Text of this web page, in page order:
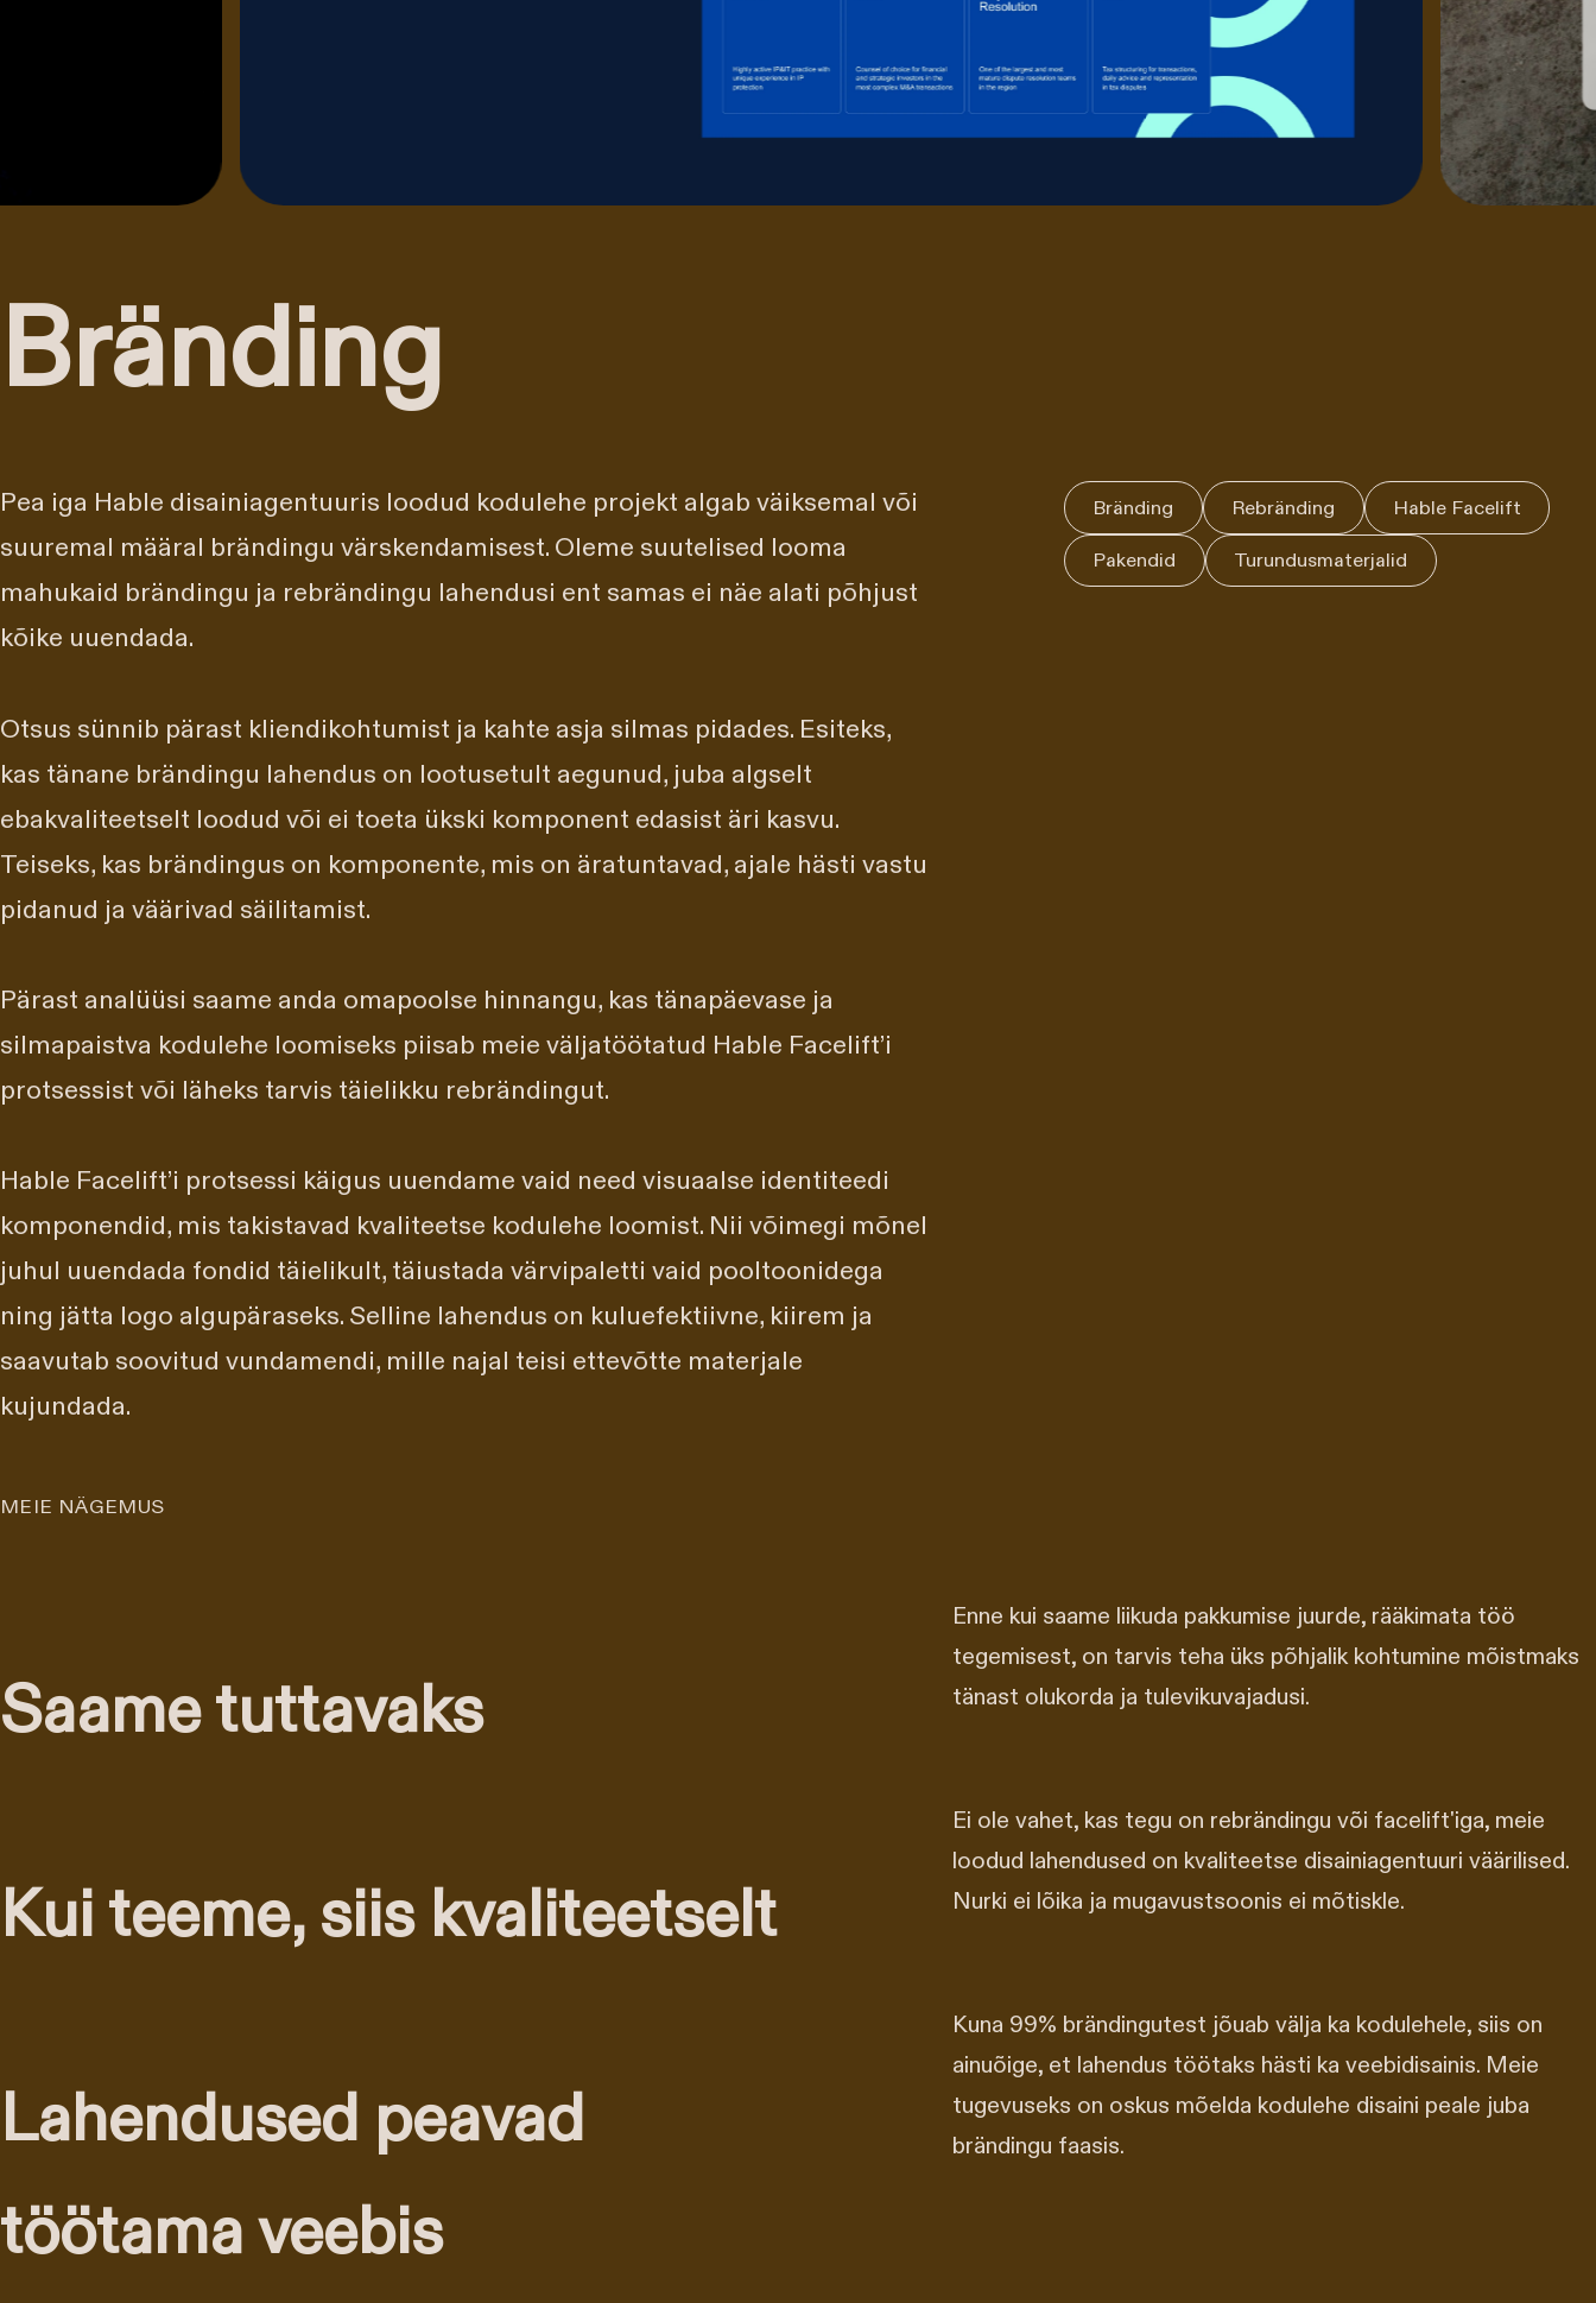
Bränding
Pea iga Hable disainiagentuuris loodud kodulehe projekt algab väiksemal või
suuremal määral brändingu värskendamisest. Oleme suutelised looma
mahukaid brändingu ja rebrändingu lahendusi ent samas ei näe alati põhjust
kõike uuendada.
Otsus sünnib pärast kliendikohtumist ja kahte asja silmas pidades. Esiteks,
kas tänane brändingu lahendus on lootusetult aegunud, juba algselt
ebakvaliteetselt loodud või ei toeta ükski komponent edasist äri kasvu.
Teiseks, kas brändingus on komponente, mis on äratuntavad, ajale hästi vastu
pidanud ja väärivad säilitamist.
Pärast analüüsi saame anda omapoolse hinnangu, kas tänapäevase ja
silmapaistva kodulehe loomiseks piisab meie väljatöötatud Hable Facelift’i
protsessist või läheks tarvis täielikku rebrändingut.
Hable Facelift’i protsessi käigus uuendame vaid need visuaalse identiteedi
komponendid, mis takistavad kvaliteetse kodulehe loomist. Nii võimegi mõnel
juhul uuendada fondid täielikult, täiustada värvipaletti vaid pooltoonidega
ning jätta logo algupäraseks. Selline lahendus on kuluefektiivne, kiirem ja
saavutab soovitud vundamendi, mille najal teisi ettevõtte materjale
kujundada.
Bränding Rebränding Hable Facelift
Pakendid Turundusmaterjalid
MEIE NÄGEMUS
Saame tuttavaks
Enne kui saame liikuda pakkumise juurde, rääkimata töö
tegemisest, on tarvis teha üks põhjalik kohtumine mõistmaks
tänast olukorda ja tulevikuvajadusi.
Kui teeme, siis kvaliteetselt
Ei ole vahet, kas tegu on rebrändingu või facelift'iga, meie
loodud lahendused on kvaliteetse disainiagentuuri väärilised.
Nurki ei lõika ja mugavustsoonis ei mõtiskle.
Lahendused peavad
töötama veebis
Kuna 99% brändingutest jõuab välja ka kodulehele, siis on
ainuõige, et lahendus töötaks hästi ka veebidisainis. Meie
tugevuseks on oskus mõelda kodulehe disaini peale juba
brändingu faasis.